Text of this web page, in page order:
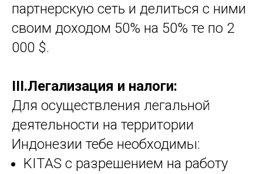
партнерскую сеть и делиться с ними
своим доходом 50% на 50% те по 2
000 $.
III.Легализация и налоги:
Для осуществления легальной
деятельности на территории
Индонезии тебе необходимы:
KITAS с разрешением на работу